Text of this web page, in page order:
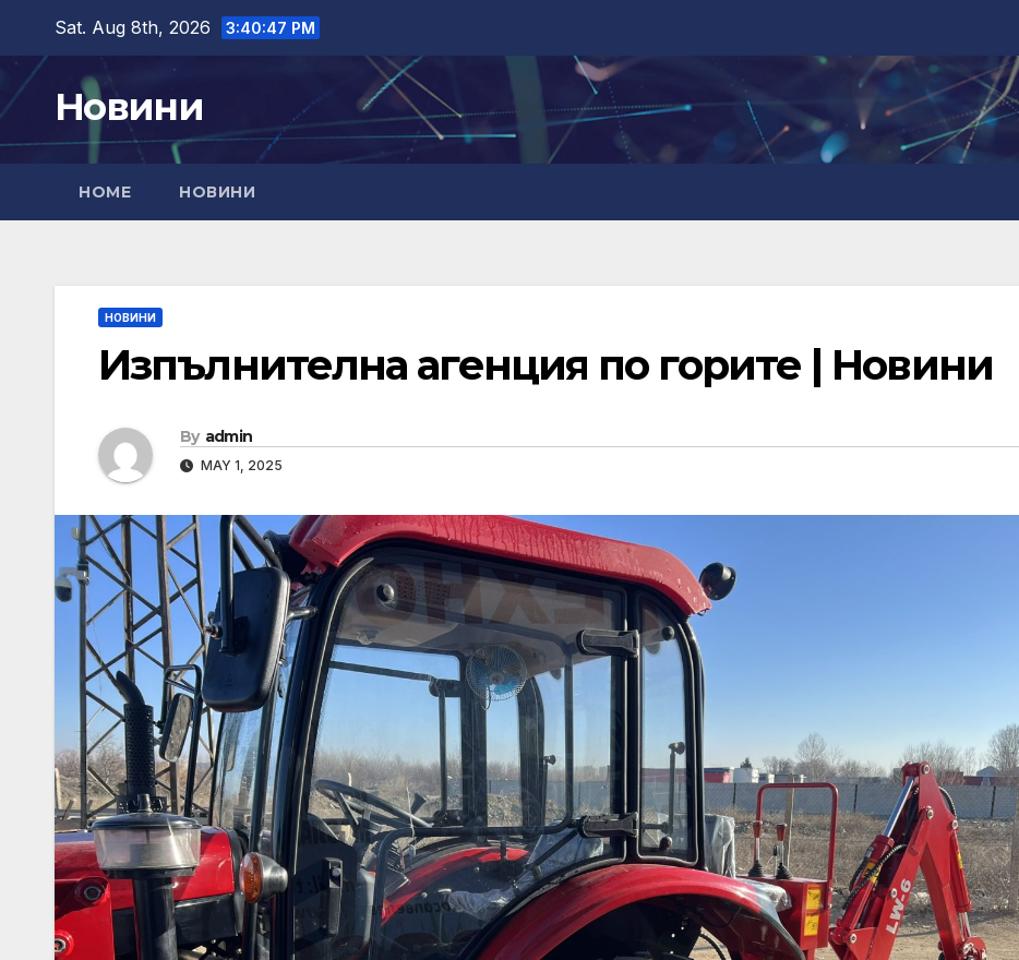
content
Sat. Aug 8th, 2026 3:40:48 PM
Новини
HOME НОВИНИ
НОВИНИ
Изпълнителна агенция по горите | Новини
By admin
MAY 1, 2025